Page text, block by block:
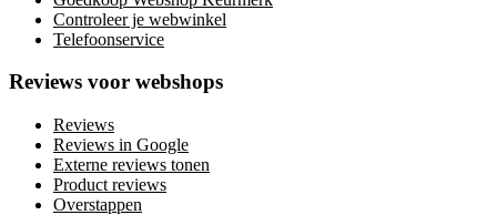
Controleer je webwinkel
Telefoonservice
Reviews voor webshops
Reviews
Reviews in Google
Externe reviews tonen
Product reviews
Overstappen